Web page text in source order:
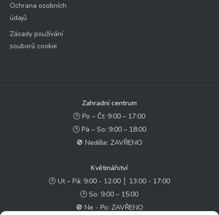
Ochrana osobních
údajů
Zásady používání
souborů cookie
Zahradní centrum
🕑 Po – Čt: 9:00 – 17:00
🕑 Pá – So: 9:00 – 18:00
🚫 Neděle: ZAVŘENO
Květinářství
🕑 Ut – Pá: 9:00 - 12:00 │ 13:00 - 17:00
🕑 So: 9:00 – 15:00
🚫 Ne - Po: ZAVŘENO